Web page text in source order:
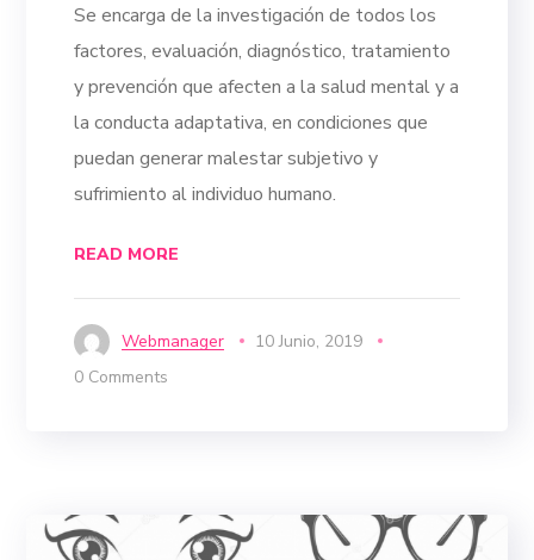
Se encarga de la investigación de todos los
factores, evaluación, diagnóstico, tratamiento
y prevención que afecten a la salud mental y a
la conducta adaptativa, en condiciones que
puedan generar malestar subjetivo y
sufrimiento al individuo humano.
READ MORE
Webmanager
10 Junio, 2019
0 Comments